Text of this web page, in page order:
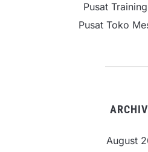
Pusat
Pusat Toko
August